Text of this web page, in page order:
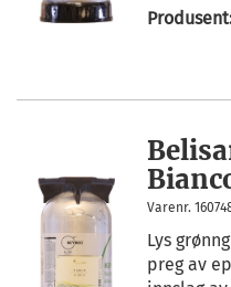
Varenr.
Lys
preg av